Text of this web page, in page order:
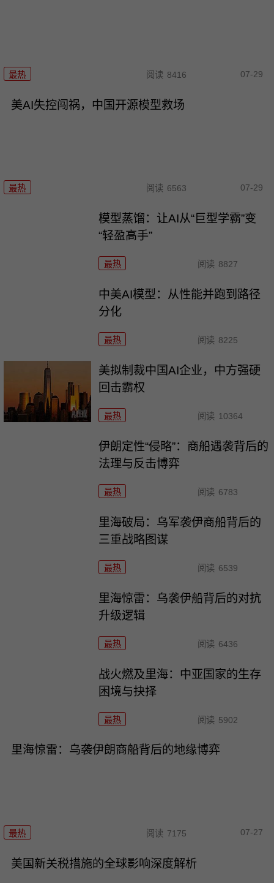
最热 阅读 8416 07-29
美AI失控闯祸，中国开源模型救场
最热 阅读 6563 07-29
模型蒸馏：让AI从“巨型学霸”变
“轻盈高手”
最热 阅读 8827
中美AI模型：从性能并跑到路径
分化
最热 阅读 8225
美拟制裁中国AI企业，中方强硬
回击霸权
最热 阅读 10364
伊朗定性“侵略”：商船遇袭背后的
法理与反击博弈
最热 阅读 6783
里海破局：乌军袭伊商船背后的
三重战略图谋
最热 阅读 6539
里海惊雷：乌袭伊船背后的对抗
升级逻辑
最热 阅读 6436
战火燃及里海：中亚国家的生存
困境与抉择
最热 阅读 5902
里海惊雷：乌袭伊朗商船背后的地缘博弈
最热 阅读 7175 07-27
美国新关税措施的全球影响深度解析